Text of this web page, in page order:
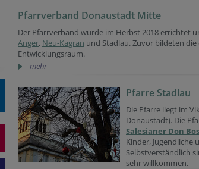
Pfarrverband Donaustadt Mitte
Der Pfarrverband wurde im Herbst 2018 errichtet
Anger, Neu-Kagran und Stadlau. Zuvor bildeten
Entwicklungsraum.
mehr
Pfarre Stadlau
Die Pfarre liegt im
Donaustadt). Die
Salesianer Don
Kinder, Jugendliche
Selbstverständlich
sehr willkommen.